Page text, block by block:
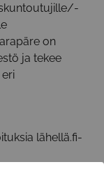
on
ja tekee
lähellä.fi-